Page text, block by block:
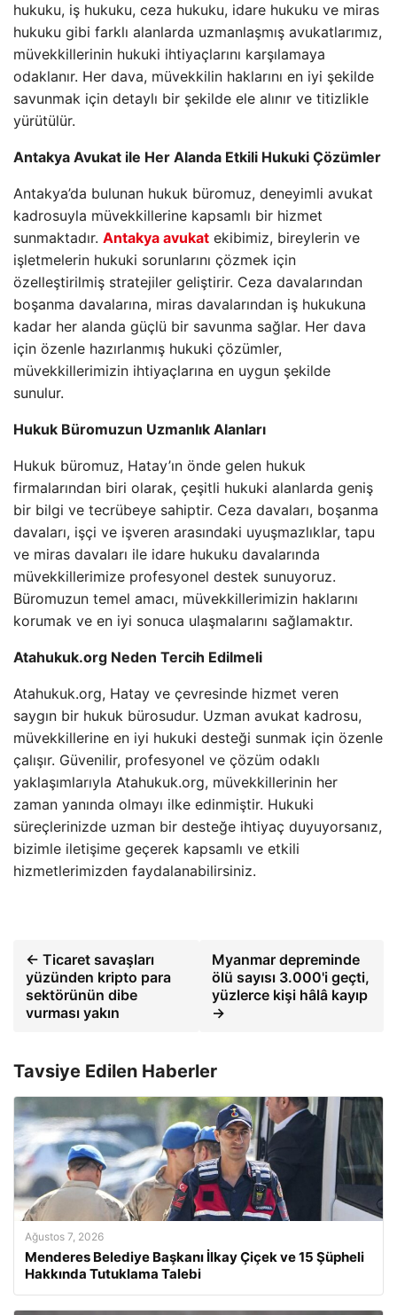
hukuku, iş hukuku, ceza hukuku, idare hukuku ve miras
hukuku gibi farklı alanlarda uzmanlaşmış avukatlarımız,
müvekkillerinin hukuki ihtiyaçlarını karşılamaya
odaklanır. Her dava, müvekkilin haklarını en iyi şekilde
savunmak için detaylı bir şekilde ele alınır ve titizlikle
yürütülür.
Antakya Avukat ile Her Alanda Etkili Hukuki Çözümler
Antakya’da bulunan hukuk büromuz, deneyimli avukat
kadrosuyla müvekkillerine kapsamlı bir hizmet
sunmaktadır. Antakya avukat ekibimiz, bireylerin ve
işletmelerin hukuki sorunlarını çözmek için
özelleştirilmiş stratejiler geliştirir. Ceza davalarından
boşanma davalarına, miras davalarından iş hukukuna
kadar her alanda güçlü bir savunma sağlar. Her dava
için özenle hazırlanmış hukuki çözümler,
müvekkillerimizin ihtiyaçlarına en uygun şekilde
sunulur.
Hukuk Büromuzun Uzmanlık Alanları
Hukuk büromuz, Hatay’ın önde gelen hukuk
firmalarından biri olarak, çeşitli hukuki alanlarda geniş
bir bilgi ve tecrübeye sahiptir. Ceza davaları, boşanma
davaları, işçi ve işveren arasındaki uyuşmazlıklar, tapu
ve miras davaları ile idare hukuku davalarında
müvekkillerimize profesyonel destek sunuyoruz.
Büromuzun temel amacı, müvekkillerimizin haklarını
korumak ve en iyi sonuca ulaşmalarını sağlamaktır.
Atahukuk.org Neden Tercih Edilmeli
Atahukuk.org, Hatay ve çevresinde hizmet veren
saygın bir hukuk bürosudur. Uzman avukat kadrosu,
müvekkillerine en iyi hukuki desteği sunmak için özenle
çalışır. Güvenilir, profesyonel ve çözüm odaklı
yaklaşımlarıyla Atahukuk.org, müvekkillerinin her
zaman yanında olmayı ilke edinmiştir. Hukuki
süreçlerinizde uzman bir desteğe ihtiyaç duyuyorsanız,
bizimle iletişime geçerek kapsamlı ve etkili
hizmetlerimizden faydalanabilirsiniz.
← Ticaret savaşları
yüzünden kripto para
sektörünün dibe
vurması yakın
Myanmar depreminde
ölü sayısı 3.000'i geçti,
yüzlerce kişi hâlâ kayıp
→
Tavsiye Edilen Haberler
Ağustos 7, 2026
Menderes Belediye Başkanı İlkay Çiçek ve 15 Şüpheli
Hakkında Tutuklama Talebi